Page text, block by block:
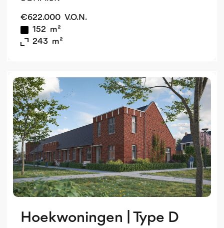
€622.000 V.O.N.
152 m²
243 m²
Hoekwoningen | Type D